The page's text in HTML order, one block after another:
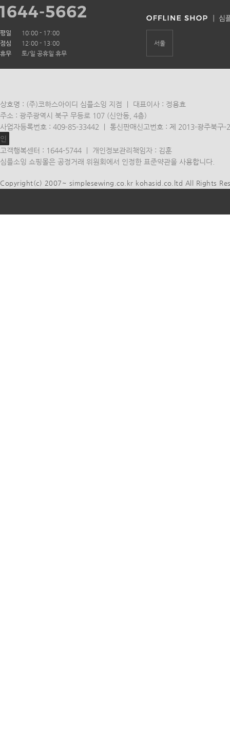
평일
10:00 - 17:00
점심
12:00 - 13:00
휴무
토/일 공휴일 휴무
서울
상호명 : (주)코하스아이디 심플소잉 지점 ㅣ 대표이사 : 정용효
주소 : 광주광역시 북구 무등로 107 (신안동, 4층)
사업자등록번호 : 409-85-33442 ㅣ 통신판매신고번호 : 제 2013-광주북구
인
고객행복센터 : 1644-5744 ㅣ 개인정보관리책임자 : 김훈
심플소잉 쇼핑몰은 공정거래 위원회에서 인정한 표준약관을 사용합니다.
Copyright(c) 2007~ simplesewing.co.kr kohasid.co.ltd All Rights